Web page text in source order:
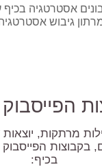
אסטרטגיה
גיבוש
מרתקות, יוצאות
הפייסבוק
בכיף: